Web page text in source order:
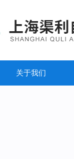
关于我们